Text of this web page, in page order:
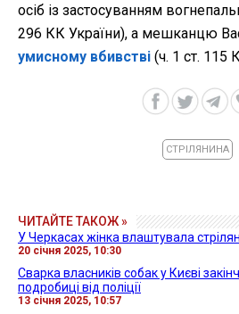
осіб із застосуванням
296 КК України), а мешканцю
умисному вбивстві (ч. 1 ст. 115
СТРІЛЯНИНА
ЧИТАЙТЕ ТАКОЖ »
У Черкасах жінка влаштувала
20 січня 2025, 10:30
Сварка власників собак у Києві
подробиці від поліції
13 січня 2025, 10:57